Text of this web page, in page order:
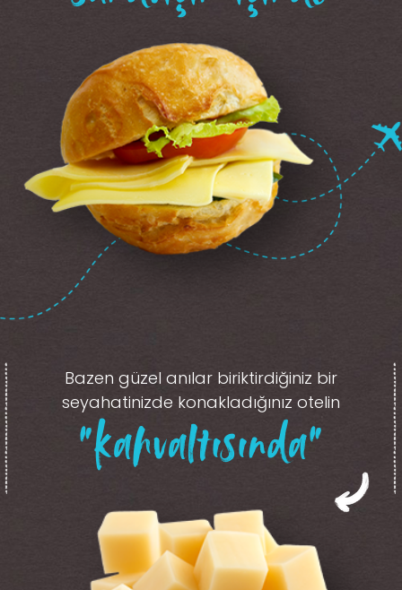
Bazen güzel anılar biriktirdiğiniz bir
seyahatinizde konakladığınız otelin
“kahvaltısında”